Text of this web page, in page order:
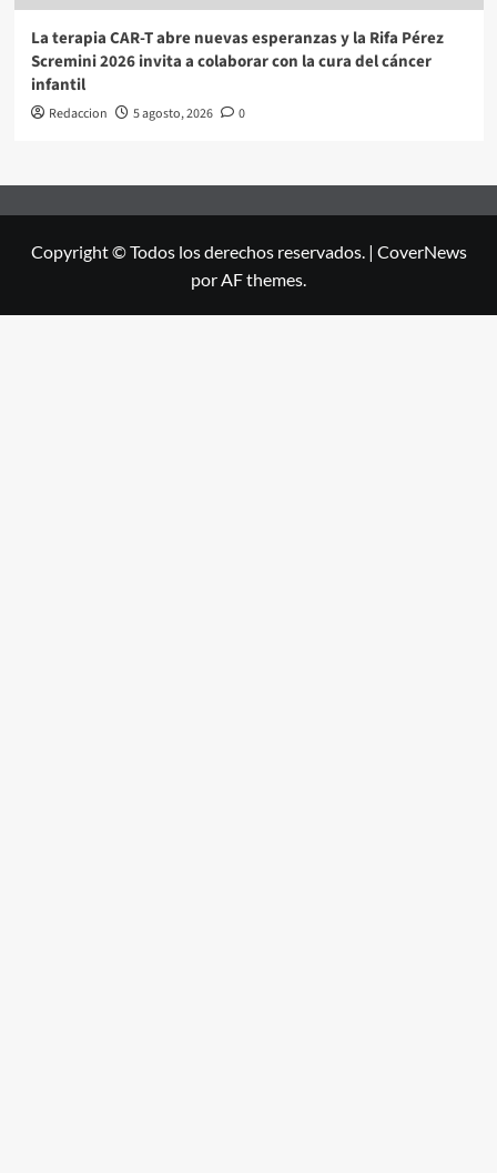
La terapia CAR-T abre nuevas esperanzas y la Rifa Pérez
Scremini 2026 invita a colaborar con la cura del cáncer
infantil
Redaccion 5 agosto, 2026 0
Copyright © Todos los derechos reservados. | CoverNews
por AF themes.